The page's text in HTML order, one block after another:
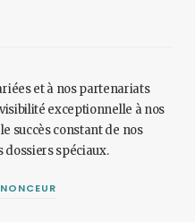
et à nos partenariats
exceptionnelle à nos
succès constant de nos
dossiers spéciaux.